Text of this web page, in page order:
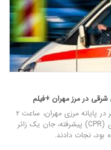
نصر: تیم عملیاتی اورژانس آذربایجان شرقی مستقر در پایانه مرزی مهران، ساعت ۲
بامداد با انجام عملیات موفقیت‌آمیز احیای قلبی-ریوی (CPR) پیشرفته، جان یک زائر